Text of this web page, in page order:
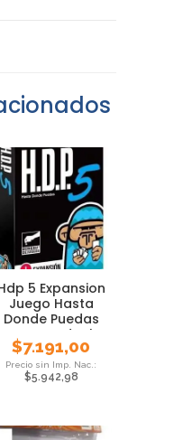
5 Expansion
Juego Hasta
Donde Puedas
Cartas Ideal
Previa
$7.191,00
$5.942,98